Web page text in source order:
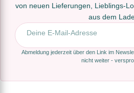
von neuen Lieferungen, Lieblings-
aus dem
E-Mail-Adresse
Abmeldung jederzeit über den Link im
nicht weiter -